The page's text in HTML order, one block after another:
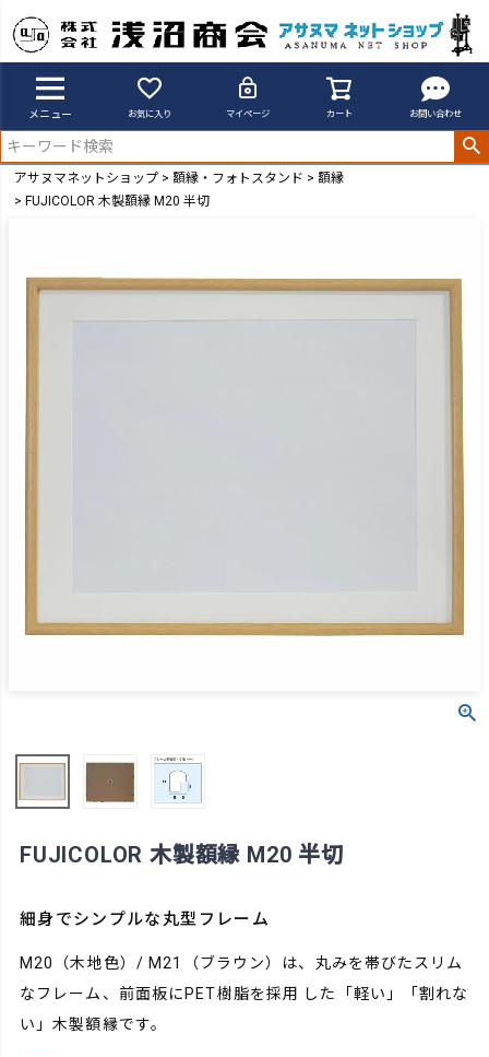
メニュー お気に入り マイページ カート お問い合わせ
アサヌマネットショップ 額縁・フォトスタンド
額縁
FUJICOLOR 木製額縁 M20 半切
FUJICOLOR 木製額縁 M20 半切
細身でシンプルな丸型フレーム
M20（木地色）/ M21（ブラウン）は、丸みを帯びたスリム
なフレーム、前面板にPET樹脂を採用 した「軽い」「割れな
い」木製額縁です。